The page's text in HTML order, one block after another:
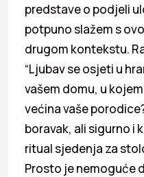
predstave o podjeli
potpuno slažem s
drugom kontekstu.
“Ljubav se osjeti u
vašem domu, u
većina vaše
boravak, ali sigurno i
ritual sjedenja za
Prosto je nemoguće